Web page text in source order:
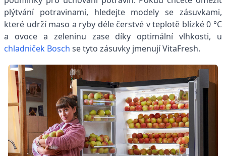
plýtvání potravinami, hledejte modely se zásuvkami,
které udrží maso a ryby déle čerstvé v teplotě blízké 0 °C
a ovoce a zeleninu zase díky optimální vlhkosti, u
chladniček Bosch se tyto zásuvky jmenují VitaFresh.